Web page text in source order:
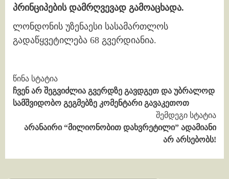
პრინციპების დამრღვევად გამოაცხადა.
ლონდონის უზენაესი სასამართლოს
გადაწყვეტილება 68 გვერდიანია.
Continue
Reading
წინა სტატია
ჩვენ არ შეგვიძლია გვერდზე გავდგეთ და უბრალოდ
სამშვიდობო გეგმებზე კომენტარი გავაკეთოთ
შემდეგი სტატია
არანაირი “მილიონობით დახვრეტილი” ადამიანი
არ არსებობს!